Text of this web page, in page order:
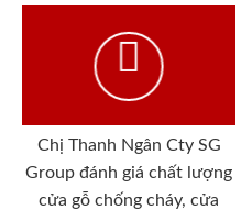
Chị Thanh Ngân Cty SG
Group đánh giá chất lượng
cửa gỗ chống cháy, cửa